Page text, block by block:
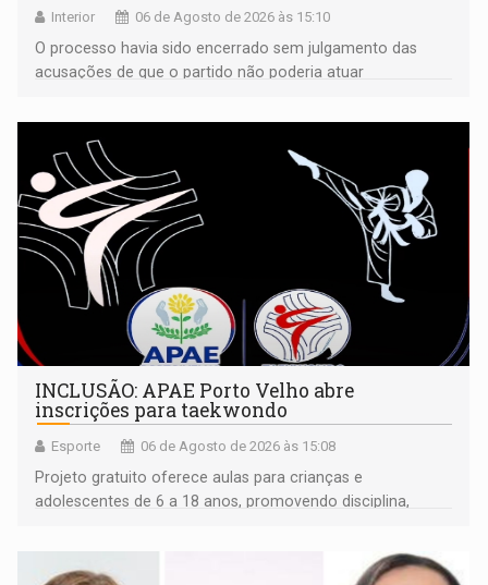
Interior 06 de Agosto de 2026 às 15:10
O processo havia sido encerrado sem julgamento das
acusações de que o partido não poderia atuar
INCLUSÃO: APAE Porto Velho abre
inscrições para taekwondo
Esporte 06 de Agosto de 2026 às 15:08
Projeto gratuito oferece aulas para crianças e
adolescentes de 6 a 18 anos, promovendo disciplina,